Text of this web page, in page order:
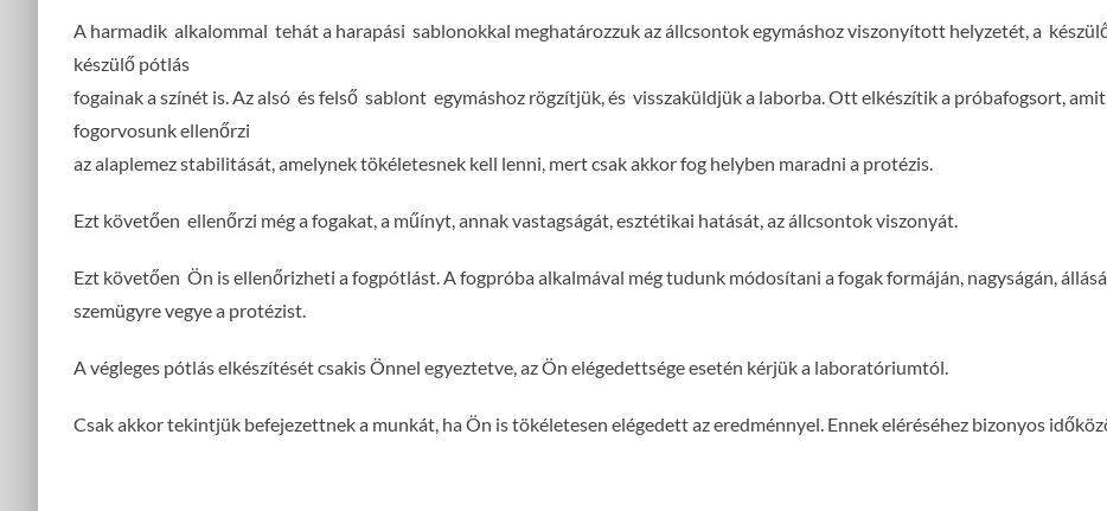
A harmadik alkalommal tehát a harapási sablonokkal meghatározzuk az állcsontok egymáshoz viszonyított helyzetét, a
készülő pótlás
fogainak a színét is. Az alsó és felső sablont egymáshoz rögzítjük, és visszaküldjük a laborba. Ott elkészítik a próbafogsort,
fogorvosunk ellenőrzi
az alaplemez stabilitását, amelynek tökéletesnek kell lenni, mert csak akkor fog helyben maradni a protézis.
Ezt követően ellenőrzi még a fogakat, a műínyt, annak vastagságát, esztétikai hatását, az állcsontok viszonyát.
Ezt követően Ön is ellenőrizheti a fogpótlást. A fogpróba alkalmával még tudunk módosítani a fogak formáján, nagyságán,
szemügyre vegye a protézist.
A végleges pótlás elkészítését csakis Önnel egyeztetve, az Ön elégedettsége esetén kérjük a laboratóriumtól.
Csak akkor tekintjük befejezettnek a munkát, ha Ön is tökéletesen elégedett az eredménnyel. Ennek eléréséhez bizonyos